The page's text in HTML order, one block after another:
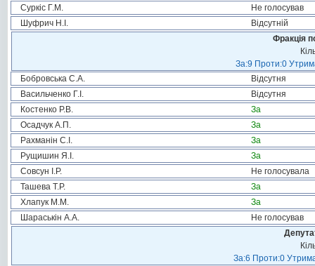
Суркіс Г.М.
Не голосував
Шуфрич Н.І.
Відсутній
Фракція
За:9 Проти:0
Бобровська С.А.
Відсутня
Васильченко Г.І.
Відсутня
Костенко Р.В.
За
Осадчук А.П.
За
Рахманін С.І.
За
Рущишин Я.І.
За
Совсун І.Р.
Не голосувала
Ташева Т.Р.
За
Хлапук М.М.
За
Шараськін А.А.
Не голосував
За:6 Проти:0